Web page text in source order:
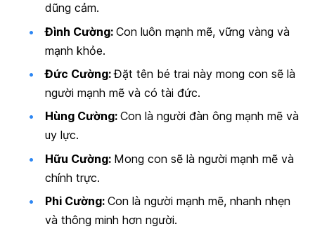
dũng cảm.
Đình Cường: Con luôn mạnh mẽ, vững vàng và
mạnh khỏe.
Đức Cường:Đặt tên bé trai này mong con sẽ là
người mạnh mẽ và có tài đức.
Hùng Cường: Con là người đàn ông mạnh mẽ và
uy lực.
Hữu Cường: Mong con sẽ là người mạnh mẽ và
chính trực.
Phi Cường: Con là người mạnh mẽ, nhanh nhẹn
và thông minh hơn người.